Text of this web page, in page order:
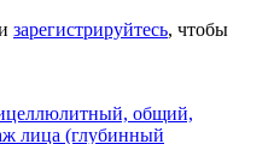
зарегистрируйтесь, чтобы
общий,
лица (глубинный